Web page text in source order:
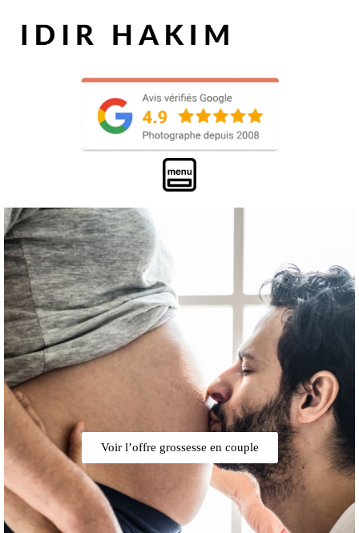
Voir l’offre grossesse en couple